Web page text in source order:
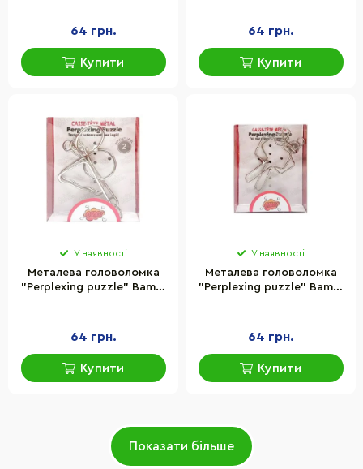
64 грн.
Купити
64 грн.
Купити
У наявності
Металева головоломка
"Perplexing puzzle" Bambi
64 грн.
Купити
У наявності
Металева головоломка
"Perplexing puzzle" Bambi
64 грн.
Купити
Показати більше